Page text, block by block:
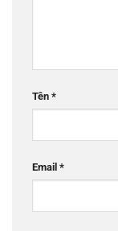
Tên *
Email *